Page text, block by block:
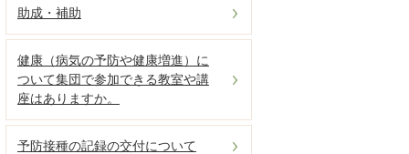
助成・補助
健康（病気の予防や健康増進）に
ついて集団で参加できる教室や講
座はありますか。
予防接種の記録の交付について